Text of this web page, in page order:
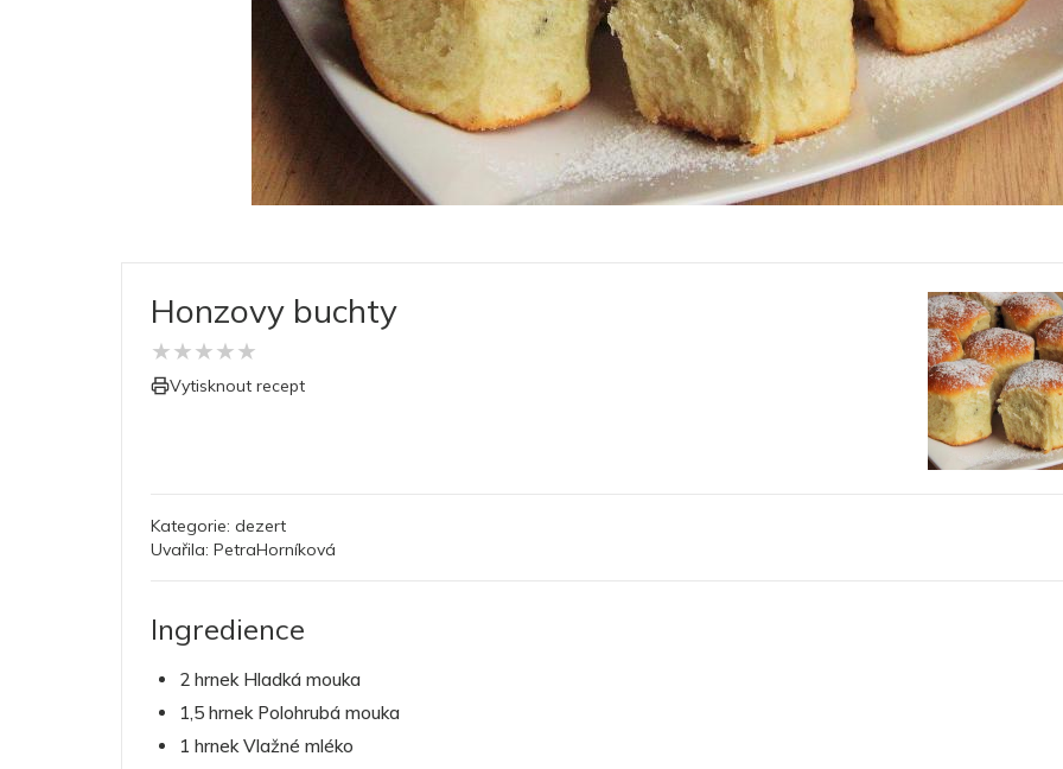
Honzovy buchty
★★★★★
Vytisknout recept
Kategorie: dezert
Uvařila: PetraHorníková
Ingredience
2 hrnek Hladká mouka
1,5 hrnek Polohrubá mouka
1 hrnek Vlažné mléko